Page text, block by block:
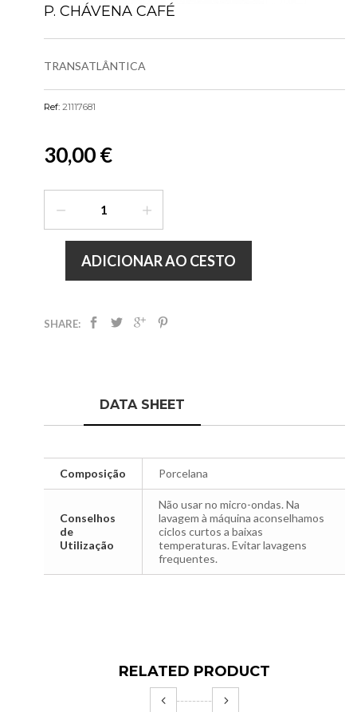
P. CHÁVENA CAFÉ
TRANSATLÂNTICA
Ref: 21117681
30,00 €
ADICIONAR AO CESTO
SHARE:
DATA SHEET
Composição Porcelana
Conselhos
de
Utilização
Não usar no micro-ondas. Na
lavagem à máquina aconselhamos
ciclos curtos a baixas
temperaturas. Evitar lavagens
frequentes.
RELATED PRODUCT